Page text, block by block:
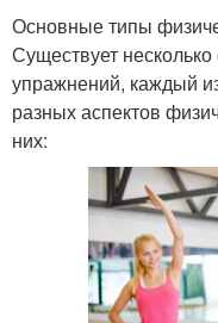
Основные типы
Существует
упражнений, каждый
разных аспектов
них: